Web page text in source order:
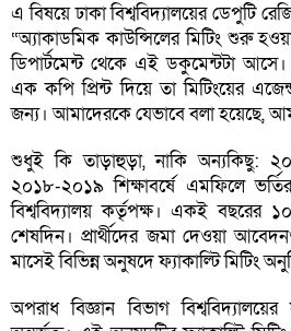
এ বিষয়ে ঢাকা বিশ্ববিদ্যালয়ের ডেপুটি
“অ্যাকাডমিক কাউন্সিলের মিটিং শুরু
ডিপার্টমেন্ট থেকে এই ডকুমেন্টটা
এক কপি প্রিন্ট দিয়ে তা মিটিংয়ের
জন্য। আমাদেরকে যেভাবে বলা হয়েছে,
শুধুই কি তাড়াহুড়া, নাকি অন্যকিছু:
২০১৮-২০১৯ শিক্ষাবর্ষে এমফিলে
বিশ্ববিদ্যালয় কর্তৃপক্ষ। একই বছরের
শেষদিন। প্রার্থীদের জমা দেওয়া
মাসেই বিভিন্ন অনুষদে ফ্যাকাল্টি মিটিং
অপরাধ বিজ্ঞান বিভাগ